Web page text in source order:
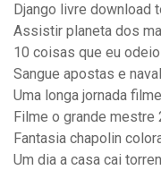
Django livre download
Assistir planeta dos
10 coisas que eu
Sangue apostas e
Uma longa jornada
Filme o grande mestre
Fantasia chapolin
Um dia a casa cai